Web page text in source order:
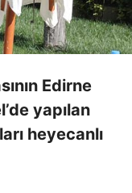
Edirne
yapılan
heyecanlı